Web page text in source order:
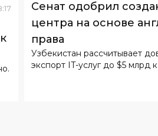
Узбекистан рассчитывает
экспорт IT-услуг до $5 млрд к